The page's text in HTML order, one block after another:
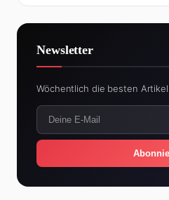
Newsletter
Wöchentlich die besten